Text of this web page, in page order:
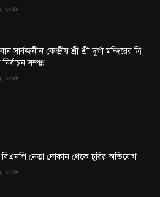
২০২৬
সার্বজনীন কেন্দ্রীয় শ্রী শ্রী দুর্গা মন্দিরের ত্রি
নির্বাচন সম্পন্ন
২০২৬
নেতা দোকান থেকে চুরির অভিযোগ
২০২৬